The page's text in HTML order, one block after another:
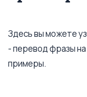
Здесь вы можете
- перевод фразы на
примеры.